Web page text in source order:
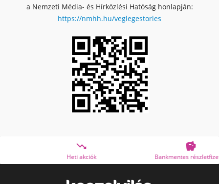
a Nemzeti Média- és Hírközlési Hatóság honlapján:
https://nmhh.hu/veglegestorles
Heti akciók Bankmentes részletfizetés